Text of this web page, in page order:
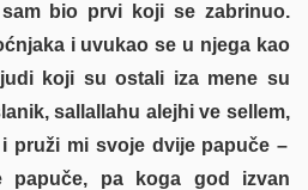
bio prvi koji se zabrinuo.
i uvukao se u njega kao
koji su ostali iza mene su
sallallahu alejhi ve sellem,
i pruži mi svoje dvije papuče –
papuče, pa koga god izvan